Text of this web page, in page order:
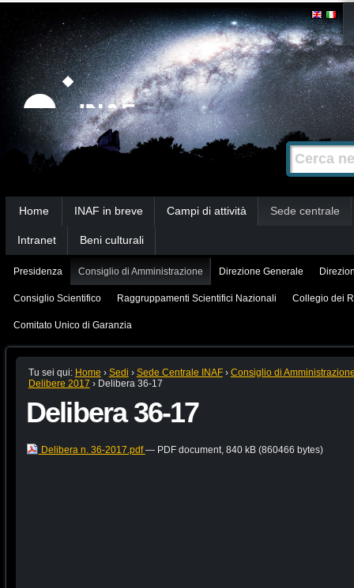
Strumenti
personali
Salta
contenuti.
|
Salta
alla
navigazione
Cerca nel
Ricerca
avanzata…
Home INAF in breve Campi di attività Sede centrale
Intranet Beni culturali
Presidenza Consiglio di Amministrazione Direzione Generale
Consiglio Scientifico Raggruppamenti Scientifici Nazionali Collegio dei
Comitato Unico di Garanzia
Tu sei qui: Home › Sedi › Sede Centrale INAF › Consiglio di
Delibere 2017 › Delibera 36-17
Delibera 36-17
Delibera n. 36-2017.pdf— PDF document, 840 kB (860466 bytes)